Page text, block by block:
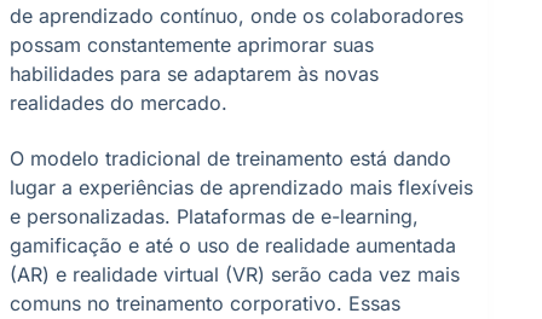
de aprendizado contínuo, onde os colaboradores
possam constantemente aprimorar suas
habilidades para se adaptarem às novas
realidades do mercado.
O modelo tradicional de treinamento está dando
lugar a experiências de aprendizado mais flexíveis
e personalizadas. Plataformas de e-learning,
gamificação e até o uso de realidade aumentada
(AR) e realidade virtual (VR) serão cada vez mais
comuns no treinamento corporativo. Essas